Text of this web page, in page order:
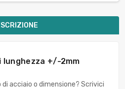
lunghezza +/-2mm
acciaio o dimensione? Scrivici